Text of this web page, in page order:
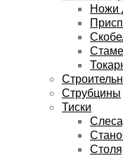
Ножи
Струбцины
Тиски